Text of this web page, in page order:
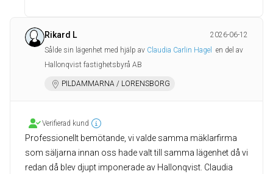
Rikard L
2026-06-12
Sålde sin lägenhet med hjälp av Claudia Carlin Hagel
en del av
Hallonqvist fastighetsbyrå AB
PILDAMMARNA / LORENSBORG
Verifierad kund
Professionellt bemötande, vi valde samma mäklarfirma
som säljarna innan oss hade valt till samma lägenhet då vi
redan då blev djupt imponerade av Hallonqvist. Claudia